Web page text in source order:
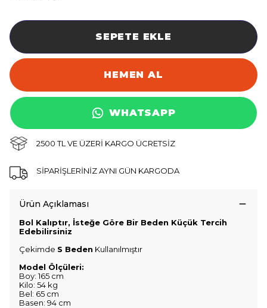
SEPETE EKLE
HEMEN AL
WHATSAPP
2500 TL VE ÜZERİ KARGO ÜCRETSİZ
SİPARİŞLERİNİZ AYNI GÜN KARGODA
Ürün Açıklaması
Bol Kalıptır, İsteğe Göre Bir Beden Küçük Tercih
Edebilirsiniz
Çekimde S Beden Kullanılmıştır
Model Ölçüleri:
Boy: 165 cm
Kilo: 54 kg
Bel: 65 cm
Basen: 94 cm